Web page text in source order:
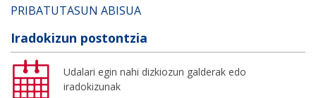
PRIBATUTASUN ABISUA
Iradokizun postontzia
Udalari egin nahi dizkiozun galderak edo
iradokizunak